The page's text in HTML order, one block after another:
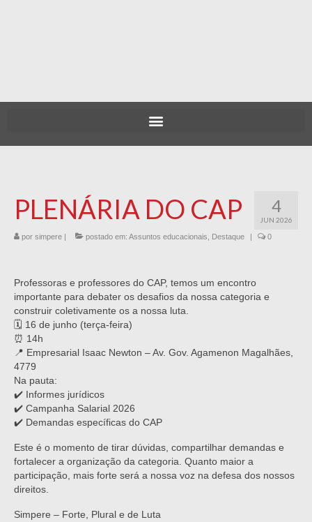
4
JUN 2026
PLENÁRIA DO CAP
por simpere | postado em: Assuntos educacionais Destaque | 0
Professoras e professores do CAP, temos um encontro
importante para debater os desafios da nossa categoria e
construir coletivamente os a nossa luta.
🗓️ 16 de junho (terça-feira)
⏰ 14h
📍 Empresarial Isaac Newton – Av. Gov. Agamenon Magalhães,
4779
Na pauta:
✔️ Informes jurídicos
✔️ Campanha Salarial 2026
✔️ Demandas específicas do CAP
Este é o momento de tirar dúvidas, compartilhar demandas e
fortalecer a organização da categoria. Quanto maior a
participação, mais forte será a nossa voz na defesa dos nossos
direitos.
Simpere – Forte, Plural e de Luta